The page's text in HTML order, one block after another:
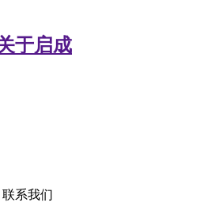
于启成
联系我们